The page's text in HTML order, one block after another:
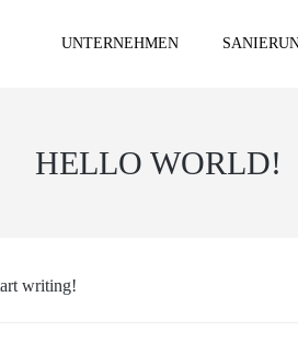
UNTERNEHMEN
HELLO WORLD!
writing!